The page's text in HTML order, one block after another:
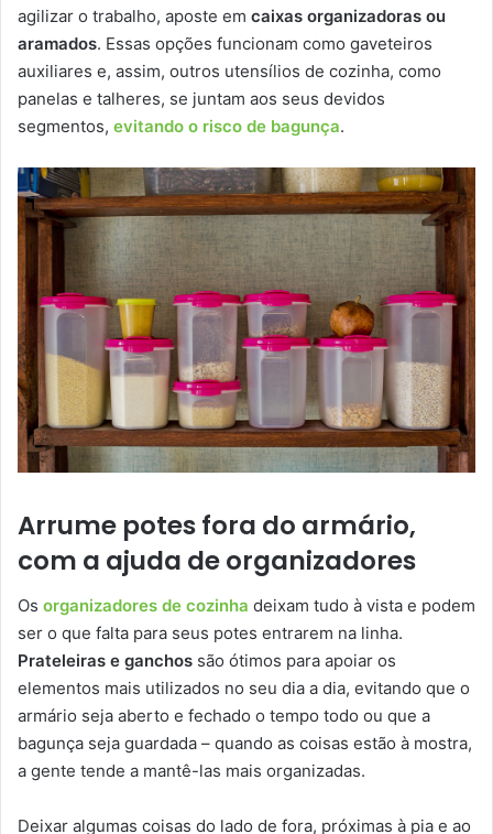
agilizar o trabalho, aposte em caixas organizadoras ou
aramados. Essas opções funcionam como gaveteiros
auxiliares e, assim, outros utensílios de cozinha, como
panelas e talheres, se juntam aos seus devidos
segmentos, evitando o risco de bagunça.
Arrume potes fora do armário,
com a ajuda de organizadores
Os organizadores de cozinha deixam tudo à vista e podem
ser o que falta para seus potes entrarem na linha.
Prateleiras e ganchos são ótimos para apoiar os
elementos mais utilizados no seu dia a dia, evitando que o
armário seja aberto e fechado o tempo todo ou que a
bagunça seja guardada – quando as coisas estão à mostra,
a gente tende a mantê-las mais organizadas.
Deixar algumas coisas do lado de fora, próximas à pia e ao